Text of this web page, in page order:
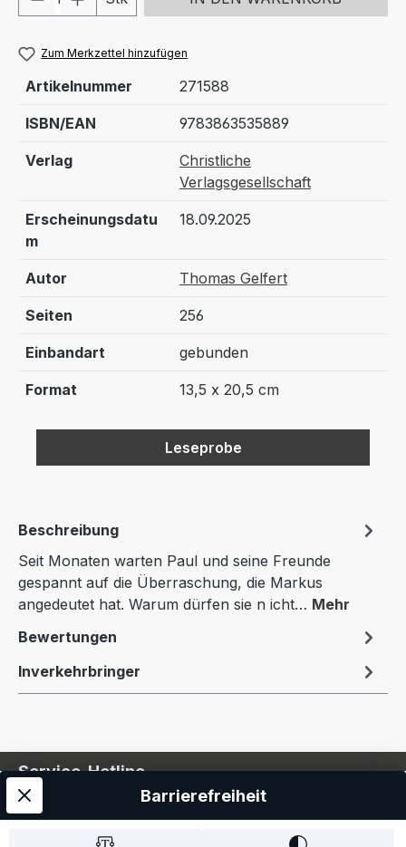
Zum Merkzettel hinzufügen
Artikelnummer 271588
ISBN/EAN 9783863535889
Verlag
Christliche
Verlagsgesellschaft
Erscheinungsdatu
m
18.09.2025
Autor Thomas Gelfert
Seiten 256
Einbandart gebunden
Format 13,5 x 20,5 cm
Leseprobe
Beschreibung
Seit Monaten warten Paul und seine Freunde
gespannt auf die Überraschung, die Markus
angedeutet hat. Warum dürfen sie n icht… Mehr
Bewertungen
Inverkehrbringer
Service-Hotline
Service
Barrierefreiheit